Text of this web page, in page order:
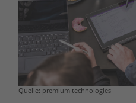
Quelle: premium technologies